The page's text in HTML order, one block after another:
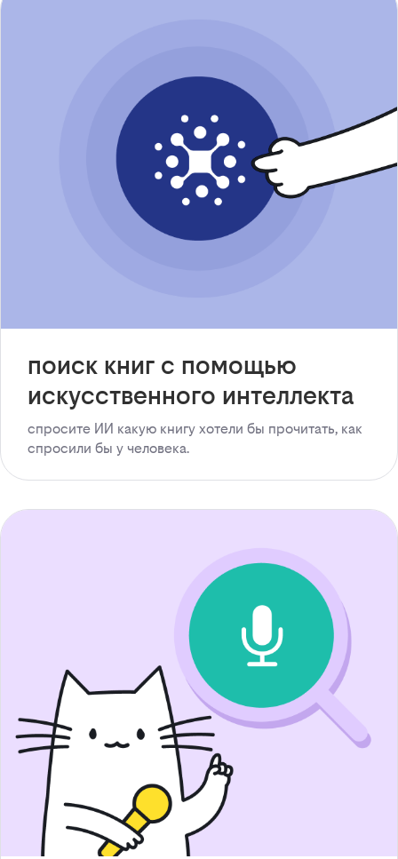
поиск книг с помощью
искусственного интеллекта
спросите ИИ какую книгу хотели бы прочитать, как
спросили бы у человека.